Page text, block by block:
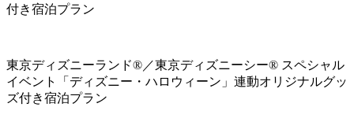
付き宿泊プラン
東京ディズニーランド®／東京ディズニーシー® スペシャル
イベント「ディズニー・ハロウィーン」連動オリジナルグッ
ズ付き宿泊プラン